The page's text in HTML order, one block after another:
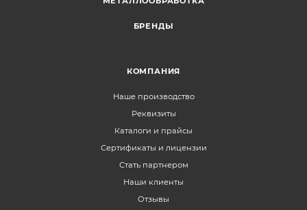
БРЕНДЫ
КОМПАНИЯ
Наше производство
Реквизиты
Каталоги и прайсы
Сертификаты и лицензии
Стать партнером
Наши клиенты
Отзывы